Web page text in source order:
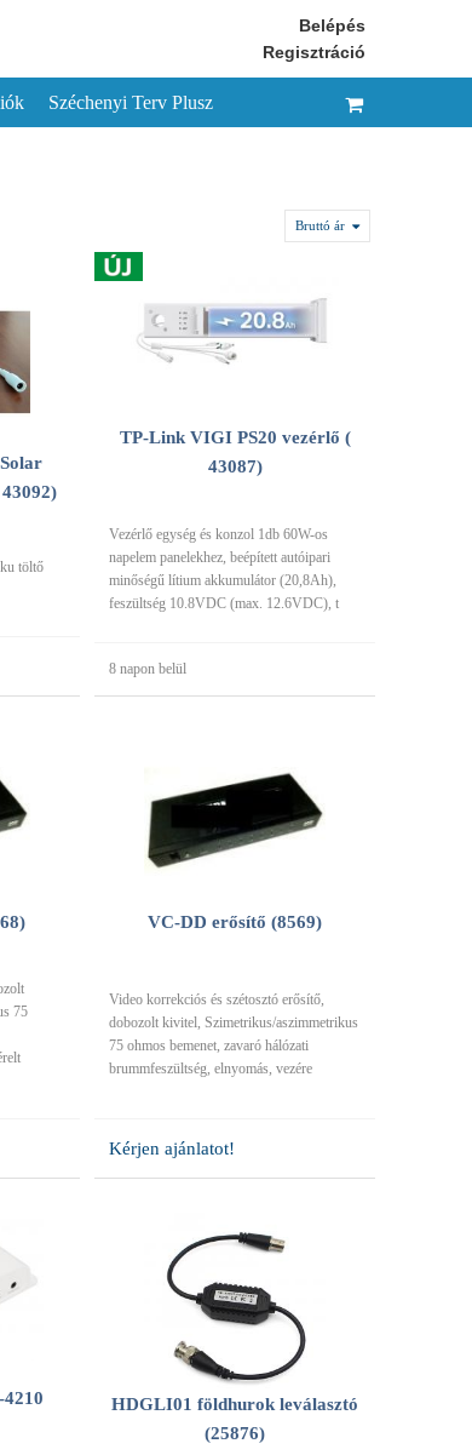
Belépés
Regisztráció
Széchenyi Terv Plusz
Bruttó ár
töltő
TP-Link VIGI PS20 vezérlő (
43087)
Vezérlő egység és konzol 1db 60W-os
napelem panelekhez, beépített autóipari
minőségű lítium akkumulátor (20,8Ah),
feszültség 10.8VDC (max. 12.6VDC), t
8 napon belül
75
VC-DD erősítő (8569)
Video korrekciós és szétosztó erősítő,
dobozolt kivitel, Szimetrikus/aszimmetrikus
75 ohmos bemenet, zavaró hálózati
brummfeszültség, elnyomás, vezére
Kérjen ajánlatot!
HDGLI01 földhurok leválasztó
(25876)